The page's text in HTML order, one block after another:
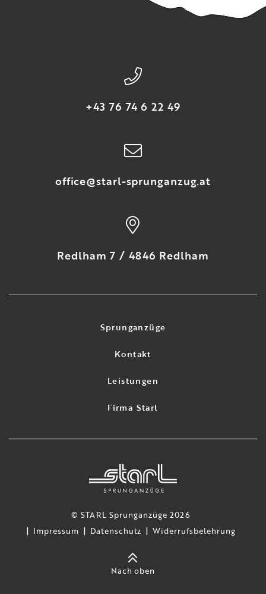
+43 76 74 6 22 49
office@starl-sprunganzug.at
Redlham 7 / 4846 Redlham
Sprunganzüge
Kontakt
Leistungen
Firma Starl
© STARL Sprunganzüge 2026
Impressum
Datenschutz Widerrufsbelehrung
Nach oben